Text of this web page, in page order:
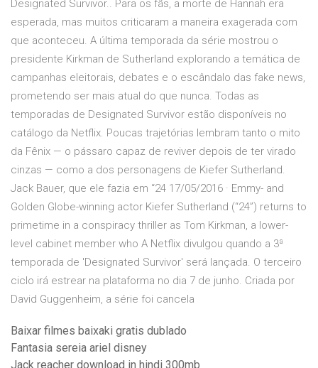
Designated Survivor.. Para os fãs, a morte de Hannah era
esperada, mas muitos criticaram a maneira exagerada com
que aconteceu. A última temporada da série mostrou o
presidente Kirkman de Sutherland explorando a temática de
campanhas eleitorais, debates e o escândalo das fake news,
prometendo ser mais atual do que nunca. Todas as
temporadas de Designated Survivor estão disponíveis no
catálogo da Netflix. Poucas trajetórias lembram tanto o mito
da Fênix — o pássaro capaz de reviver depois de ter virado
cinzas — como a dos personagens de Kiefer Sutherland.
Jack Bauer, que ele fazia em “24 17/05/2016 · Emmy- and
Golden Globe-winning actor Kiefer Sutherland (“24”) returns to
primetime in a conspiracy thriller as Tom Kirkman, a lower-
level cabinet member who A Netflix divulgou quando a 3ª
temporada de 'Designated Survivor' será lançada. O terceiro
ciclo irá estrear na plataforma no dia 7 de junho. Criada por
David Guggenheim, a série foi cancela
Baixar filmes baixaki gratis dublado
Fantasia sereia ariel disney
Jack reacher download in hindi 300mb